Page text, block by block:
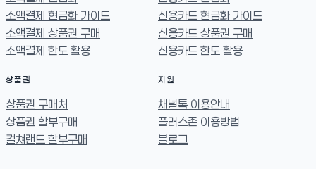
소액결제 현금화 가이드
소액결제 상품권 구매
소액결제 한도 활용
신용카드 현금화 가이드
신용카드 상품권 구매
신용카드 한도 활용
상품권
상품권 구매처
상품권 할부구매
컬쳐랜드 할부구매
지원
채널톡 이용안내
플러스존 이용방법
블로그